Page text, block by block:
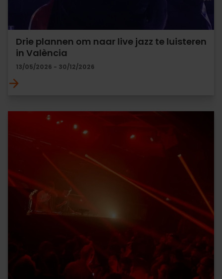
Drie plannen om naar live jazz te luisteren
in València
13/05/2026 - 30/12/2026